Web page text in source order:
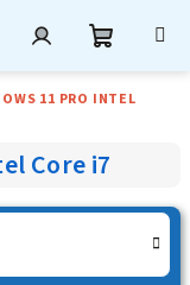
11 PRO INTEL
Core i7